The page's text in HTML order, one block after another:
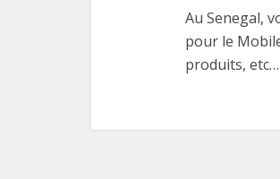
⁤Au Senegal,
pour le
produits, etc…